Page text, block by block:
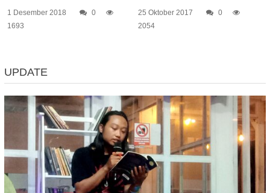
1 Desember 2018
0
1693
25 Oktober 2017
0
2054
UPDATE